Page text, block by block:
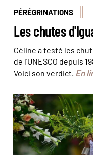
PÉRÉGRINATIONS
Les chutes
Céline a testé les
de l'UNESCO depuis
Voici son verdict. En
Les offrandes de
du Candomblé et